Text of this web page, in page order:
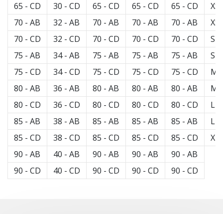
65 - CD
70 - AB
70 - CD
75 - AB
75 - CD
80 - AB
80 - CD
85 - AB
85 - CD
90 - AB
90 - CD
30 - CD
32 - AB
32 - CD
34 - AB
34 - CD
36 - AB
36 - CD
38 - AB
38 - CD
40 - AB
40 - CD
65 - CD
70 - AB
70 - CD
75 - AB
75 - CD
80 - AB
80 - CD
85 - AB
85 - CD
90 - AB
90 - CD
65 - CD
70 - AB
70 - CD
75 - AB
75 - CD
80 - AB
80 - CD
85 - AB
85 - CD
90 - AB
90 - CD
65 - CD
70 - AB
70 - CD
75 - AB
75 - CD
80 - AB
80 - CD
85 - AB
85 - CD
90 - AB
90 - CD
XS
XS
S
S
M
M
L
L
XL